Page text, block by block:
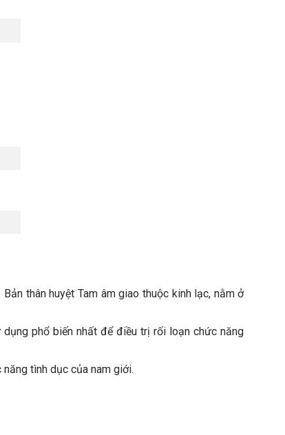
thân huyệt Tam âm giao thuộc kinh lạc, nằm ở
phổ biến nhất để điều trị rối loạn chức năng
tình dục của nam giới.